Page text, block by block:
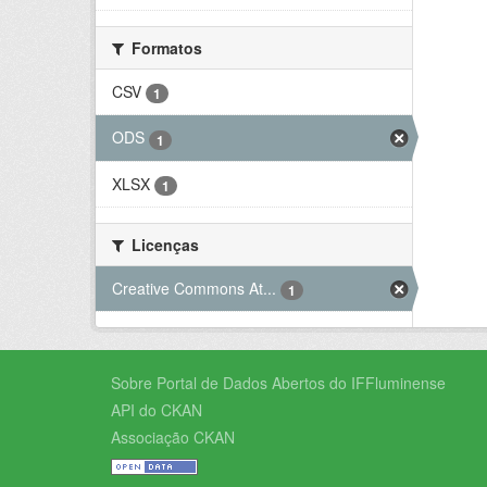
Formatos
CSV
1
ODS 1
XLSX 1
Licenças
Creative Commons At...
1
Sobre Portal de Dados Abertos do IFFluminense
API do CKAN
Associação CKAN